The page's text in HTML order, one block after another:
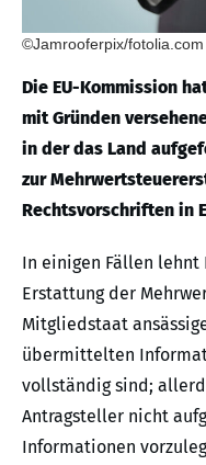
©Jamrooferpix/fotolia.com
Die EU-Kommission
mit Gründen
in der das Land
zur
Rechtsvorschriften in
In einigen Fällen
Erstattung der
Mitgliedstaat
übermittelten
vollständig sind;
Antragsteller nicht
Informationen